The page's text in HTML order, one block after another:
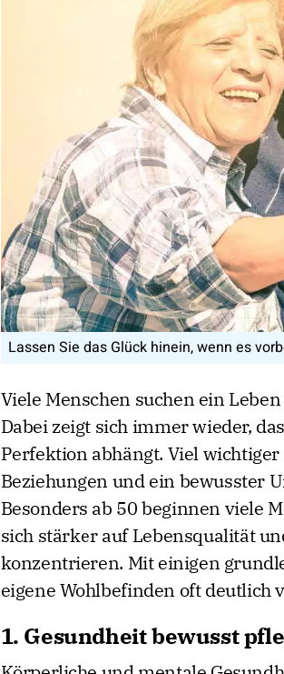
Lassen Sie das Glück hinein, wenn es
Viele Menschen suchen ein
Dabei zeigt sich immer wieder,
Perfektion abhängt. Viel
Beziehungen und ein bewusster
Besonders ab 50 beginnen viele
sich stärker auf Lebensqualität
konzentrieren. Mit einigen
eigene Wohlbefinden oft deutlich
1. Gesundheit bewusst